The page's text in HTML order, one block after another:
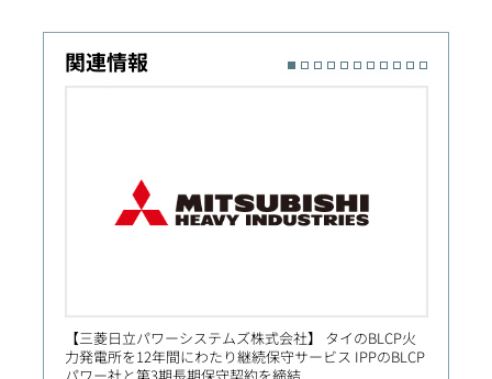
関連情報
【三菱日立パワーシステムズ株式会社】 タイのBLCP火
力発電所を12年間にわたり継続保守サービス IPPのBLCP